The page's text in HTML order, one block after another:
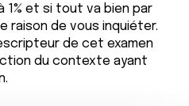
1% et si tout va bien par
raison de vous inquiéter.
de cet examen
du contexte ayant